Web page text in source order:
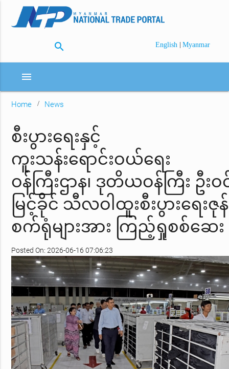
search English | Myanmar
menu
Home News
စီးပွားရေးနှင့်
ကူးသန်းရောင်းဝယ်ရေး
ဝန်ကြီးဌာန၊ ဒုတိယဝန်ကြီး ဦးဝ
မြင့်ခိုင် သီလဝါထူးစီးပွားရေးဇု
စက်ရုံများအား ကြည့်ရှုစစ်ဆေး
Posted On: 2026-06-16 07:06:23